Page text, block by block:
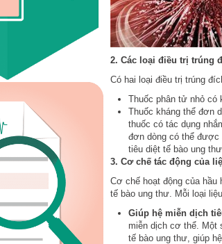
2. Các loại điều trị trúng
Có hai loại điều trị trúng
Thuốc phân tử nhỏ có
Thuốc kháng thể đơn
thuốc có tác dụng
đơn dòng có thể được
tiêu diệt tế bào ung
3. Cơ chế tác động của
Cơ chế hoạt động của hầu
tế bào ung thư. Mỗi loại
Giúp hệ miễn dịch
miễn dịch cơ thể. Một
tế bào ung thư, giúp